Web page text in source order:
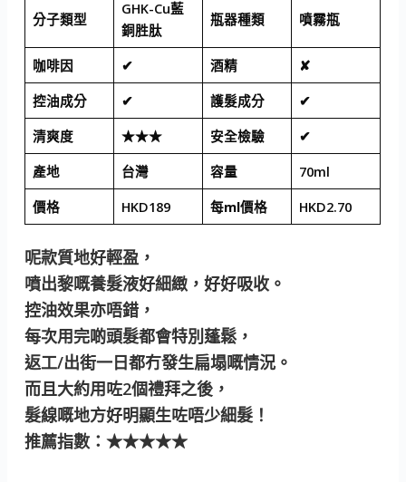
分子類型
GHK-Cu藍
銅胜肽
瓶器種類 噴霧瓶
咖啡因 ✔ 酒精
✘
控油成分
✔ 護髮成分
✔
清爽度
★★★ 安全檢驗
✔
產地
台灣 容量
70ml
價格
HKD189 每ml價格 HKD2.70
呢款質地好輕盈，
噴出黎嘅養髮液好細緻，好好吸收。
控油效果亦唔錯，
每次用完啲頭髮都會特別蓬鬆，
返工/出街一日都冇發生扁塌嘅情況。
而且大約用咗2個禮拜之後，
髮線嘅地方好明顯生咗唔少細髮！
推薦指數 ：★★★★★